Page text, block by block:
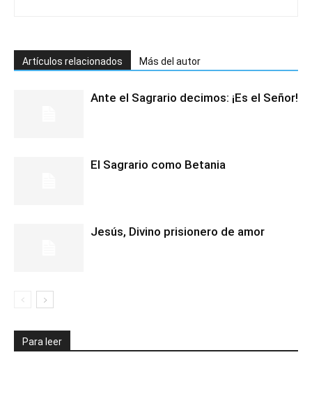
Artículos relacionados Más del autor
Ante el Sagrario decimos: ¡Es el Señor!
El Sagrario como Betania
Jesús, Divino prisionero de amor
Para leer